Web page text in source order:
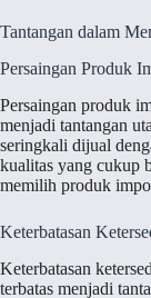
Tantangan dalam
Persaingan Produk
Persaingan produk
menjadi tantangan
seringkali dijual
kualitas yang cukup
memilih produk
Keterbatasan
Keterbatasan
terbatas menjadi